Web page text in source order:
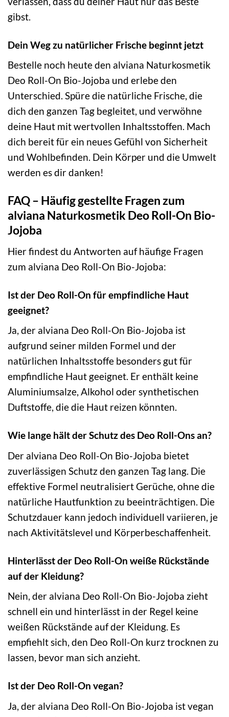
gibst.
Dein Weg zu natürlicher Frische beginnt jetzt
Bestelle noch heute den alviana Naturkosmetik
Deo Roll-On Bio-Jojoba und erlebe den
Unterschied. Spüre die natürliche Frische, die
dich den ganzen Tag begleitet, und verwöhne
deine Haut mit wertvollen Inhaltsstoffen. Mach
dich bereit für ein neues Gefühl von Sicherheit
und Wohlbefinden. Dein Körper und die Umwelt
werden es dir danken!
FAQ – Häufig gestellte Fragen zum
alviana Naturkosmetik Deo Roll-On Bio-
Jojoba
Hier findest du Antworten auf häufige Fragen
zum alviana Deo Roll-On Bio-Jojoba:
Ist der Deo Roll-On für empfindliche Haut
geeignet?
Ja, der alviana Deo Roll-On Bio-Jojoba ist
aufgrund seiner milden Formel und der
natürlichen Inhaltsstoffe besonders gut für
empfindliche Haut geeignet. Er enthält keine
Aluminiumsalze, Alkohol oder synthetischen
Duftstoffe, die die Haut reizen könnten.
Wie lange hält der Schutz des Deo Roll-Ons an?
Der alviana Deo Roll-On Bio-Jojoba bietet
zuverlässigen Schutz den ganzen Tag lang. Die
effektive Formel neutralisiert Gerüche, ohne die
natürliche Hautfunktion zu beeinträchtigen. Die
Schutzdauer kann jedoch individuell variieren, je
nach Aktivitätslevel und Körperbeschaffenheit.
Hinterlässt der Deo Roll-On weiße Rückstände
auf der Kleidung?
Nein, der alviana Deo Roll-On Bio-Jojoba zieht
schnell ein und hinterlässt in der Regel keine
weißen Rückstände auf der Kleidung. Es
empfiehlt sich, den Deo Roll-On kurz trocknen zu
lassen, bevor man sich anzieht.
Ist der Deo Roll-On vegan?
Ja, der alviana Deo Roll-On Bio-Jojoba ist vegan